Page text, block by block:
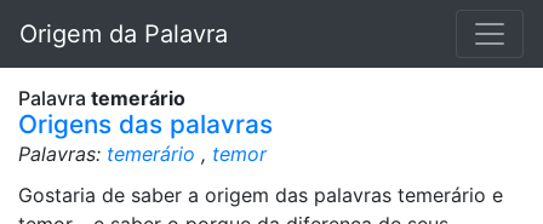
Origem da Palavra
Palavra temerário
Origens das palavras
Palavras: temerário , temor
Gostaria de saber a origem das palavras temerário e